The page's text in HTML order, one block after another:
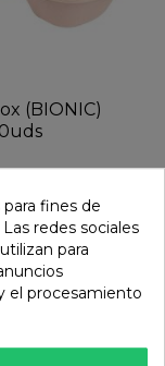
(BIONIC)
fines de
redes sociales
para
el procesamiento